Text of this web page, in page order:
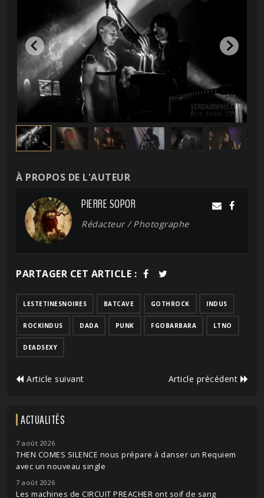
À PROPOS DE L'AUTEUR
PIERRE SOPOR
Rédacteur / Photographe
PARTAGER CET ARTICLE :
LESTETINESNOIRES BATCAVE GOTHROCK INDUS
ROCKINDUS DADA PUNK FGOBARBARA LTNO
DEADSEXY
Article suivant Article précédent
ACTUALITÉS
7 août 2026
THEN COMES SILENCE nous prépare à danser un Requiem
avec un nouveau single
7 août 2026
Les machines de CIRCUIT PREACHER ont soif de sang